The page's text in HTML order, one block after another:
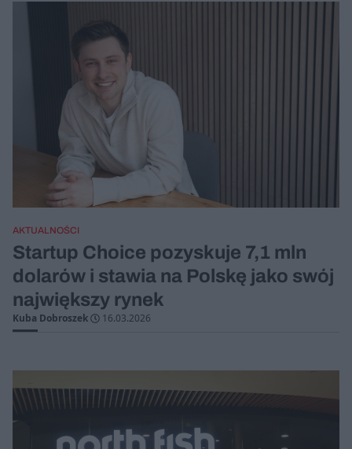
AKTUALNOŚCI
Startup Choice pozyskuje 7,1 mln
dolarów i stawia na Polskę jako swój
największy rynek
Kuba Dobroszek 16.03.2026